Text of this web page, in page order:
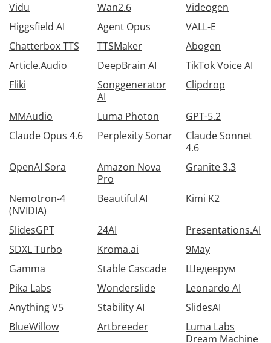
Vidu
Wan2.6
Videogen
Higgsfield AI
Agent Opus
VALL-E
Chatterbox TTS
TTSMaker
Abogen
Article.Audio
DeepBrain AI
TikTok Voice AI
Fliki
Songgenerator
AI
Clipdrop
MMAudio Luma Photon
GPT-5.2
Claude Opus 4.6
Perplexity Sonar
Claude Sonnet
4.6
OpenAI Sora
Amazon Nova
Pro
Granite 3.3
Nemotron-4
(NVIDIA)
Beautiful AI Kimi K2
SlidesGPT 24AI
Presentations.AI
SDXL Turbo
Kroma.ai
9May
Gamma
Stable Cascade
Шедеврум
Pika Labs
Wonderslide
Leonardo AI
Anything V5
Stability AI
SlidesAI
BlueWillow
Artbreeder
Luma Labs
Dream Machine